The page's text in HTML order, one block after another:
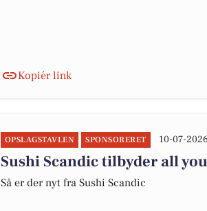
Kopiér link
OPSLAGSTAVLEN SPONSORERET 10-07-
Sushi Scandic tilbyder all
Så er der nyt fra Sushi Scandic